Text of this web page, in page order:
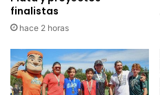
finalistas
hace 2 horas